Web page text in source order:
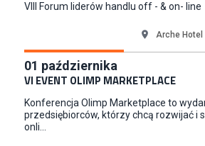
Junior RPA Developer (k/m)
TERG S.A.
VIII Forum liderów handlu off - & on- line
Arche Hotel
01 października
VI EVENT OLIMP MARKETPLACE
Konferencja Olimp Marketplace to
przedsiębiorców, którzy chcą rozwijać i
onli...